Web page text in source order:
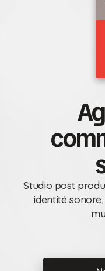
Studio post
identité